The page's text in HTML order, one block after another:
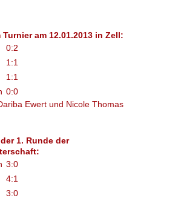
am 12.01.2013 in Zell:
0:2
1:1
1:1
0:0
Ewert und Nicole Thomas
1. Runde der
3:0
4:1
3:0